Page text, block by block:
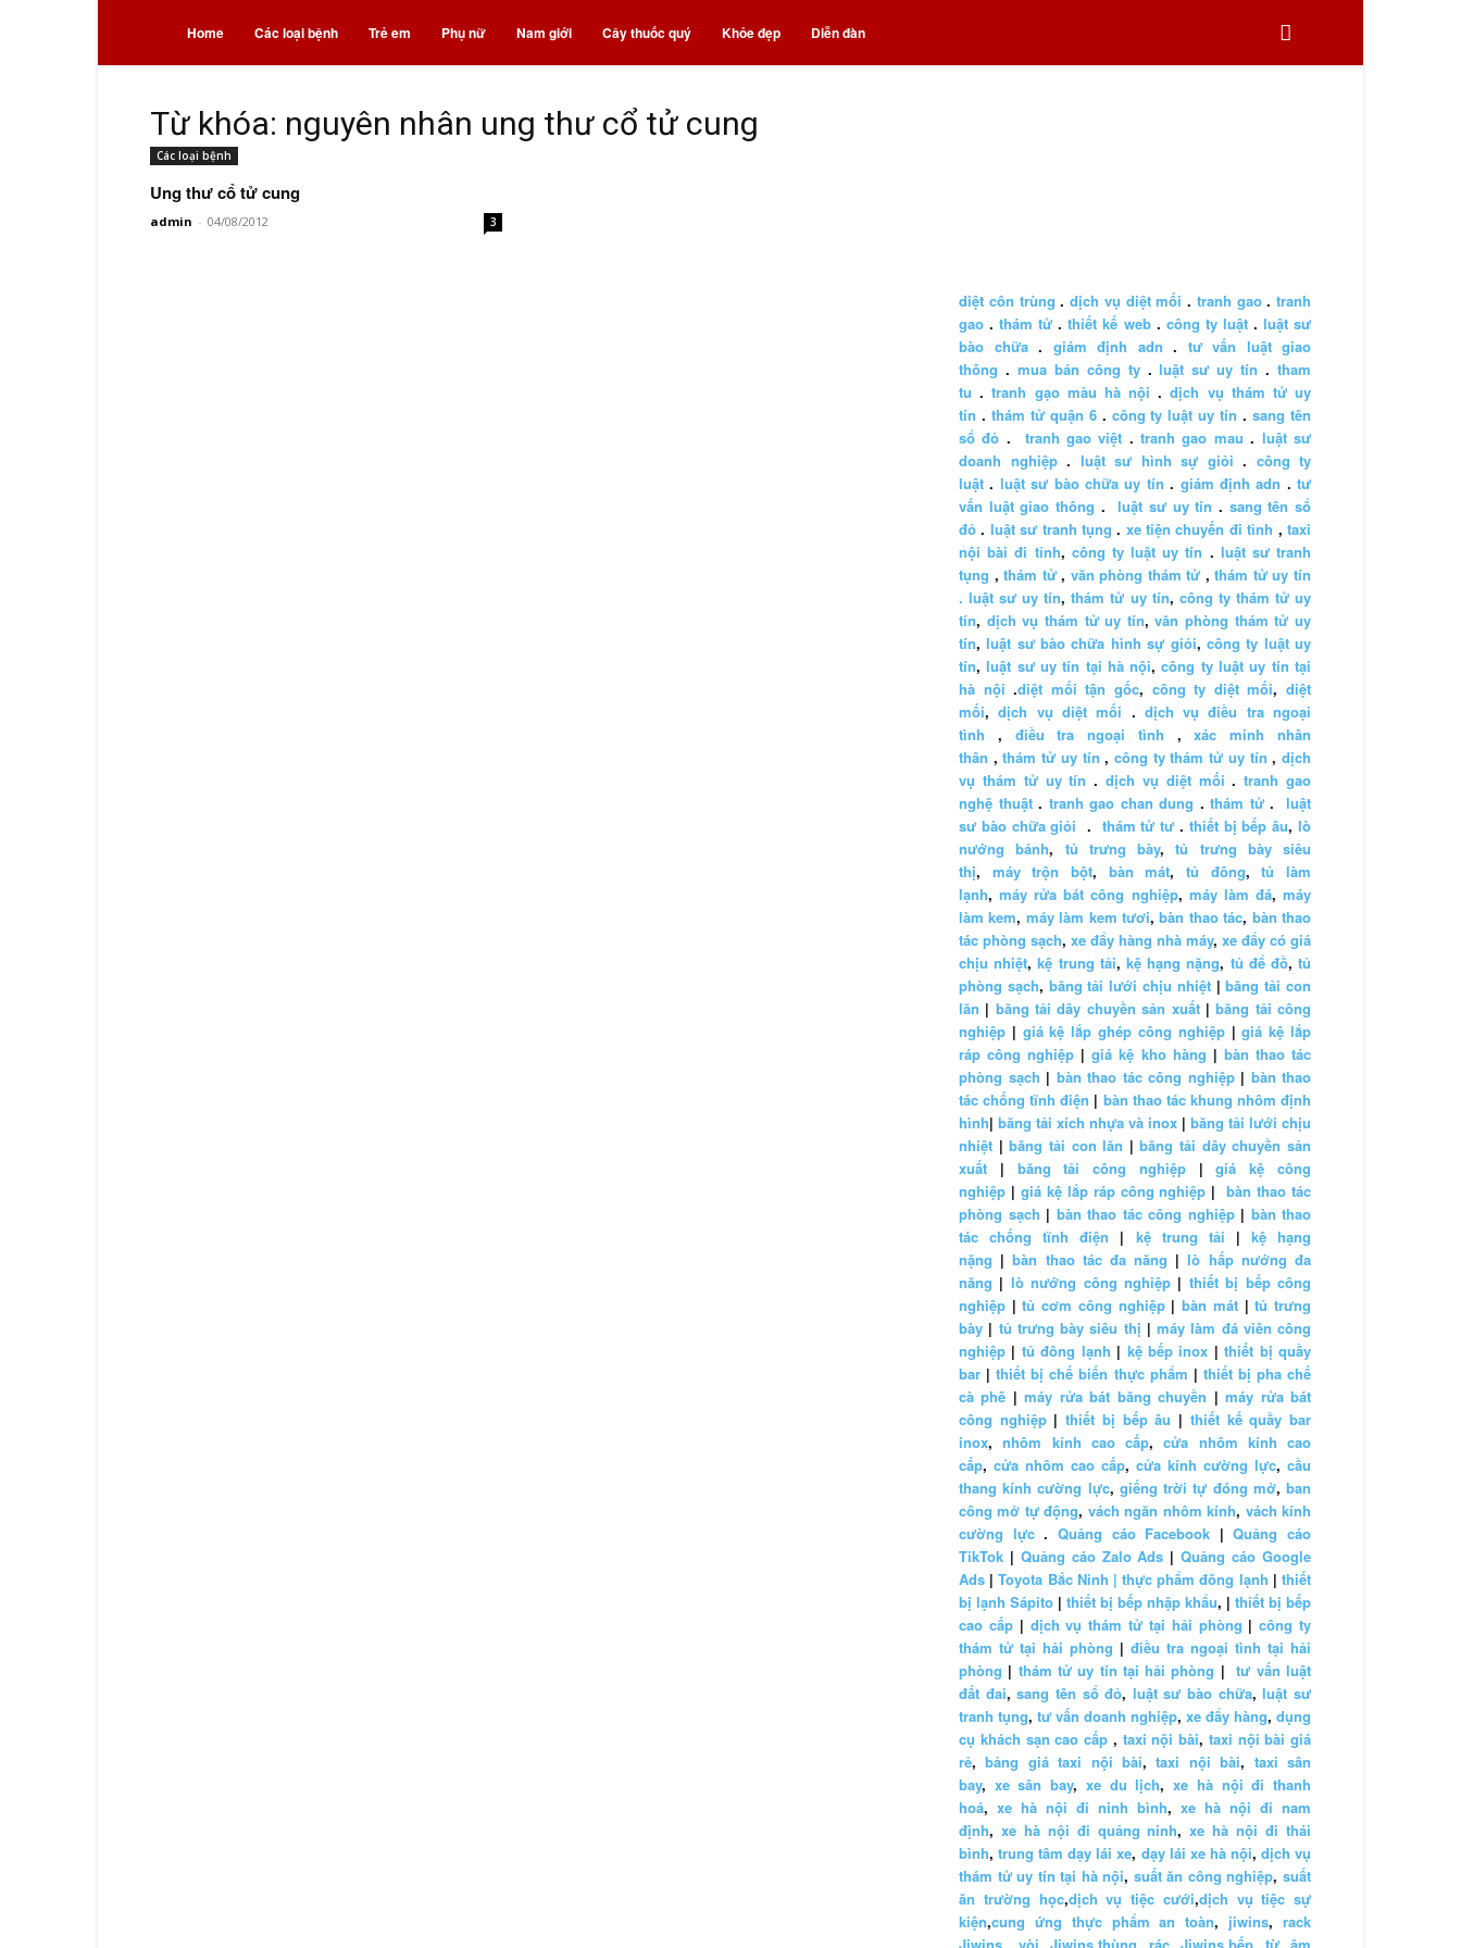
Bệnh
thuốc
Home Các loại bệnh Trẻ em Phụ nữ Nam giới Cây thuốc quý Khỏe đẹp Diễn đàn
Từ khóa: nguyên nhân ung thư cổ tử cung
Các loại bệnh
Ung thư cổ tử cung
admin - 04/08/2012 3
diệt côn trùng . dịch vụ diệt mối . tranh gao. tranh
gao .thám tử .thiết kế web. công ty luật.luật sư
bào chữa. giám định adn . tư vấn luật giao
thông . mua bán công ty.luật sư uy tín .tham
tu .tranh gạo màu hà nội .dịch vụ thám tử uy
tín . thám tử quận 6. công ty luật uy tín .sang tên
sổ đỏ . tranh gao việt .tranh gao mau . luật sư
doanh nghiệp. luật sư hình sự giỏi . công ty
luật . luật sư bào chữa uy tín . giám định adn .tư
vấn luật giao thông .luật sư uy tín . sang tên sổ
đỏ . luật sư tranh tụng . xe tiện chuyến đi tỉnh ,taxi
nội bài đi tỉnh, công ty luật uy tín . luật sư tranh
tụng ,thám tử, văn phòng thám tử ,thám tử uy tín
. luật sư uy tín,thám tử uy tín, công ty thám tử uy
tín, dịch vụ thám tử uy tín,văn phòng thám tử uy
tín,luật sư bào chữa hình sự giỏi, công ty luật uy
tín,luật sư uy tín tại hà nội,công ty luật uy tín tại
hà nội.diệt mối tận gốc, công ty diệt mối,diệt
mối,dịch vụ diệt mối . dịch vụ điều tra ngoại
tình , điều tra ngoại tình ,xác minh nhân
thân ,thám tử uy tín ,công ty thám tử uy tín ,dịch
vụ thám tử uy tín .dịch vụ diệt mối .tranh gao
nghệ thuật. tranh gao chan dung . thám tử. luật
sư bào chữa giỏi . thám tử tư . thiết bị bếp âu,lò
nướng bánh, tủ trưng bày,tủ trưng bày siêu
thị, máy trộn bột, bàn mát,tủ đông,tủ làm
lạnh,máy rửa bát công nghiệp, máy làm đá,máy
làm kem, máy làm kem tươi,bàn thao tác, bàn thao
tác phòng sạch, xe đẩy hàng nhà máy, xe đẩy có giá
chịu nhiệt,kệ trung tải, kệ hạng nặng, tủ để đồ,tủ
phòng sạch, băng tải lưới chịu nhiệt|băng tải con
lăn | băng tải dây chuyền sản xuất|băng tải công
nghiệp | giá kệ lắp ghép công nghiệp|giá kệ lắp
ráp công nghiệp |giá kệ kho hàng | bàn thao tác
phòng sạch | bàn thao tác công nghiệp| bàn thao
tác chống tĩnh điện | bàn thao tác khung nhôm định
hình| băng tải xích nhựa và inox | băng tải lưới chịu
nhiệt |băng tải con lăn |băng tải dây chuyền sản
xuất | băng tải công nghiệp|giá kệ công
nghiệp | giá kệ lắp ráp công nghiệp |bàn thao tác
phòng sạch | bàn thao tác công nghiệp| bàn thao
tác chống tĩnh điện | kệ trung tải | kệ hạng
nặng |bàn thao tác đa năng |lò hấp nướng đa
năng | lò nướng công nghiệp | thiết bị bếp công
nghiệp |tủ cơm công nghiệp|bàn mát|tủ trưng
bày | tủ trưng bày siêu thị | máy làm đá viên công
nghiệp | tủ đông lạnh | kệ bếp inox |thiết bị quầy
bar |thiết bị chế biến thực phẩm | thiết bị pha chế
cà phê |máy rửa bát băng chuyền |máy rửa bát
công nghiệp|thiết bị bếp âu | thiết kế quầy bar
inox,nhôm kính cao cấp,cửa nhôm kính cao
cấp, cửa nhôm cao cấp, cửa kính cường lực, cầu
thang kính cường lực, giếng trời tự đóng mở,ban
công mở tự động, vách ngăn nhôm kính, vách kính
cường lực. Quảng cáo Facebook |Quảng cáo
TikTok | Quảng cáo Zalo Ads |Quảng cáo Google
Ads |Toyota Bắc Ninh | thực phẩm đông lạnh |thiết
bị lạnh Sápito | thiết bị bếp nhập khẩu, | thiết bị bếp
cao cấp| dịch vụ thám tử tại hải phòng |công ty
thám tử tại hải phòng | điều tra ngoại tình tại hải
phòng | thám tử uy tín tại hải phòng |tư vấn luật
đất đai,sang tên sổ đỏ, luật sư bào chữa,luật sư
tranh tụng, tư vấn doanh nghiệp, xe đẩy hàng, dụng
cụ khách sạn cao cấp , taxi nội bài, taxi nội bài giá
rẻ,bảng giá taxi nội bài,taxi nội bài, taxi sân
bay, xe sân bay, xe du lịch,xe hà nội đi thanh
hoá, xe hà nội đi ninh bình, xe hà nội đi nam
định, xe hà nội đi quảng ninh,xe hà nội đi thái
bình,trung tâm dạy lái xe, dạy lái xe hà nội, dịch vụ
thám tử uy tín tại hà nội, suất ăn công nghiệp,suất
ăn trường học,dịch vụ tiệc cưới,dịch vụ tiệc sự
kiện,cung ứng thực phẩm an toàn, jiwins,rack